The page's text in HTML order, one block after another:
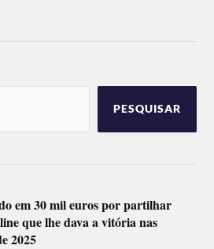
PESQUISAR
em 30 mil euros por partilhar
que lhe dava a vitória nas
2025